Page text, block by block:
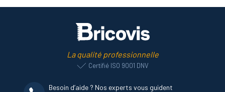
La qualité professionnelle
Certifié ISO 9001 DNV
Besoin d’aide ? Nos experts vous guident